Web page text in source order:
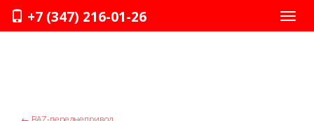
+7 (347) 216-01-26